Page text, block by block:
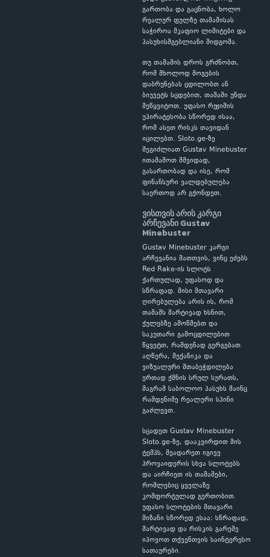
გართობა და გაცნობა, ხოლო
რეალურ ფულზე თამაშისას
საჭიროა მკაფიო ლიმიტები და
პასუხისმგებლიანი მიდგომა.
თუ თამაშის დროს გრძნობთ,
რომ მხოლოდ მოგების
დაბრუნებას ცდილობთ ან
ბიუჯეტს სცდებით, თამაში უნდა
შეწყვიტოთ. უფასო რეჟიმის
უპირატესობა სწორედ ისაა,
რომ ასეთ რისკს თავიდან
იცილებთ. Sloto.ge-ზე
შეგიძლიათ Gustav Minebuster
ითამაშოთ მშვიდად,
გასართობად და ისე, რომ
ფინანსური ვალდებულება
საერთოდ არ გქონდეთ.
ვისთვის არის კარგი
არჩევანი Gustav
Minebuster
Gustav Minebuster კარგი
არჩევანია მათთვის, ვინც ეძებს
Red Rake-ის სლოტს
ქართულად, უფასოდ და
სწრაფად. მისი მთავარი
ღირებულება არის ის, რომ
თამაშს მარტივად ხსნით,
ქულებზე ამოწმებთ და
საკუთარი გამოცდილებით
წყვეტთ, რამდენად გერგებათ.
აღწერა, მექანიკა და
ვიზუალური შთაბეჭდილება
ერთად ქმნის სრულ სურათს,
მაგრამ საბოლოო პასუხს მაინც
რამდენიმე რეალური სპინი
გაძლევთ.
სცადეთ Gustav Minebuster
Sloto.ge-ზე, დააკვირდით მის
ტემპს, შეადარეთ იგივე
პროვაიდერის სხვა სლოტებს
და აირჩიეთ ის თამაშები,
რომლებიც ყველაზე
კომფორტულად გერთობით.
უფასო სლოტების მთავარი
მიზანი სწორედ ესაა: სწრაფად,
მარტივად და რისკის გარეშე
იპოვოთ თქვენთვის საინტერესო
სათაურები.